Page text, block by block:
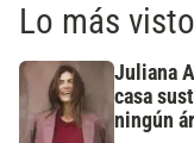
Lo más visto
Juliana
casa
ningún